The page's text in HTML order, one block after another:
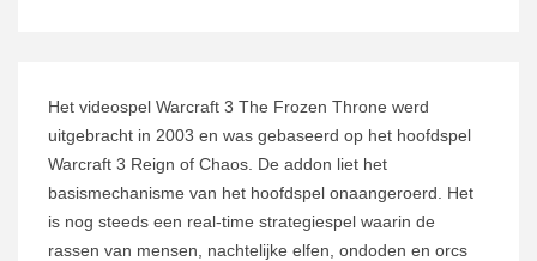
Het videospel Warcraft 3 The Frozen Throne werd
uitgebracht in 2003 en was gebaseerd op het hoofdspel
Warcraft 3 Reign of Chaos. De addon liet het
basismechanisme van het hoofdspel onaangeroerd. Het
is nog steeds een real-time strategiespel waarin de
rassen van mensen, nachtelijke elfen, ondoden en orcs